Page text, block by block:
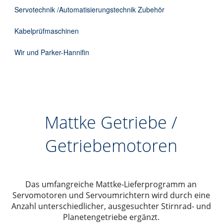
Servotechnik /Automatisierungstechnik Zubehör
Kabelprüfmaschinen
Wir und Parker-Hannifin
Mattke Getriebe /
Getriebemotoren
Das umfangreiche Mattke-Lieferprogramm an
Servomotoren und Servoumrichtern wird durch eine
Anzahl unterschiedlicher, ausgesuchter Stirnrad- und
Planetengetriebe ergänzt.